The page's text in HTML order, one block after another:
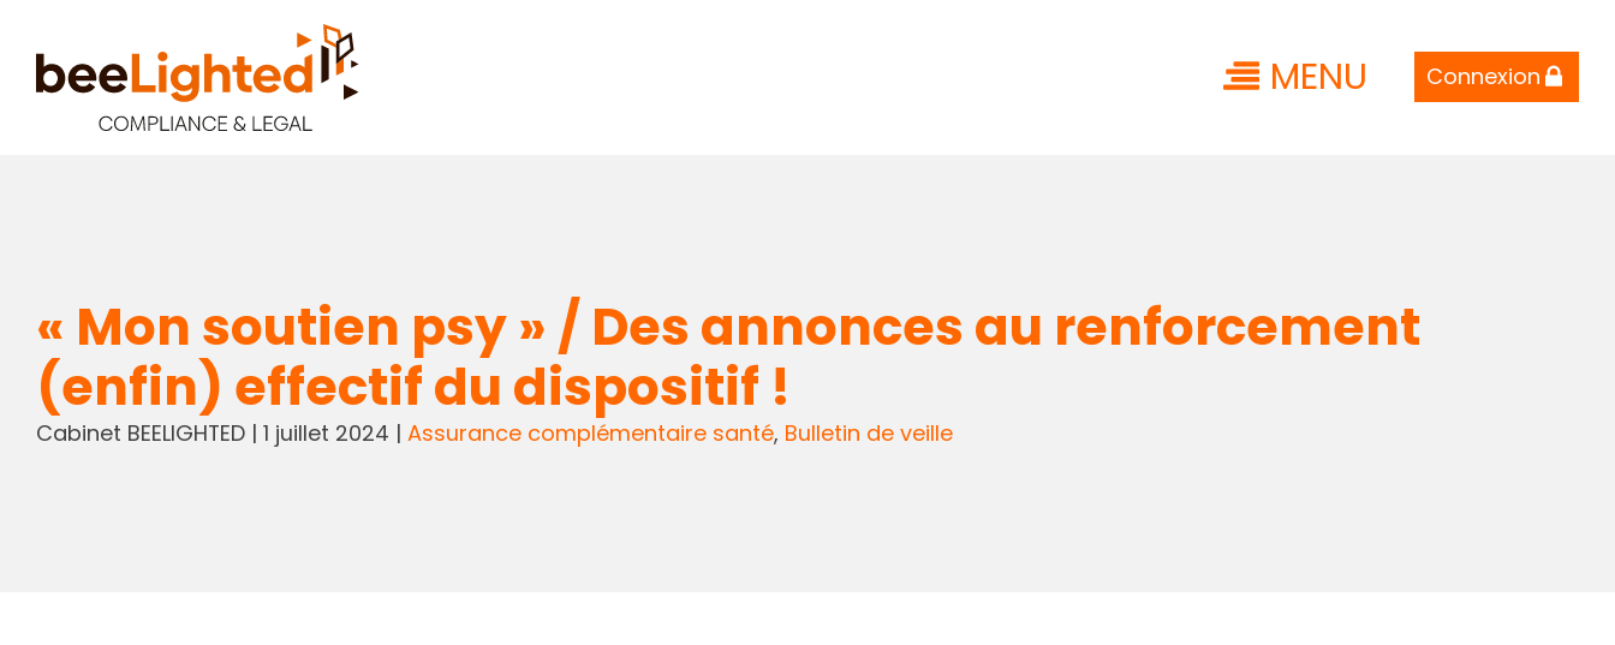
MENU Connexion
« Mon soutien psy » / Des annonces au renforcement
(enfin) effectif du dispositif !
Cabinet BEELIGHTED| 1 juillet 2024 | Assurance complémentaire santé, Bulletin de veille